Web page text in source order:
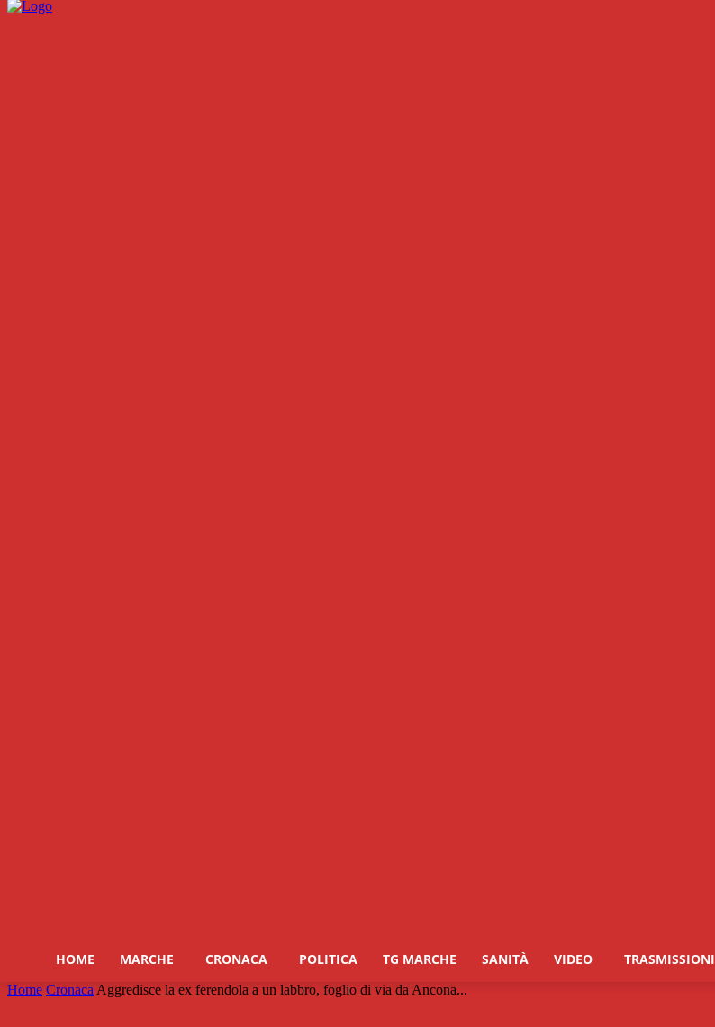
HOME MARCHE CRONACA POLITICA TG MARCHE SANITÀ VIDEO TRASMISSIONI
Home Cronaca Aggredisce la ex ferendola a un labbro, foglio di via da Ancona...